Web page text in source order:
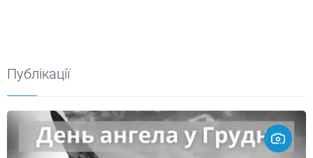
Публікації